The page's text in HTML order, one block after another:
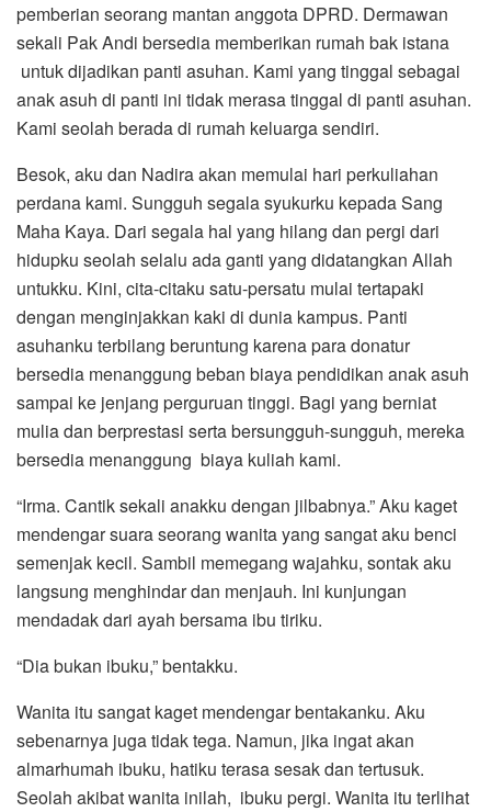
pemberian seorang mantan anggota DPRD. Dermawan
sekali Pak Andi bersedia memberikan rumah bak istana
untuk dijadikan panti asuhan. Kami yang tinggal sebagai
anak asuh di panti ini tidak merasa tinggal di panti asuhan.
Kami seolah berada di rumah keluarga sendiri.
Besok, aku dan Nadira akan memulai hari perkuliahan
perdana kami. Sungguh segala syukurku kepada Sang
Maha Kaya. Dari segala hal yang hilang dan pergi dari
hidupku seolah selalu ada ganti yang didatangkan Allah
untukku. Kini, cita-citaku satu-persatu mulai tertapaki
dengan menginjakkan kaki di dunia kampus. Panti
asuhanku terbilang beruntung karena para donatur
bersedia menanggung beban biaya pendidikan anak asuh
sampai ke jenjang perguruan tinggi. Bagi yang berniat
mulia dan berprestasi serta bersungguh-sungguh, mereka
bersedia menanggung biaya kuliah kami.
“Irma. Cantik sekali anakku dengan jilbabnya.” Aku kaget
mendengar suara seorang wanita yang sangat aku benci
semenjak kecil. Sambil memegang wajahku, sontak aku
langsung menghindar dan menjauh. Ini kunjungan
mendadak dari ayah bersama ibu tiriku.
“Dia bukan ibuku,” bentakku.
Wanita itu sangat kaget mendengar bentakanku. Aku
sebenarnya juga tidak tega. Namun, jika ingat akan
almarhumah ibuku, hatiku terasa sesak dan tertusuk.
Seolah akibat wanita inilah, ibuku pergi. Wanita itu terlihat